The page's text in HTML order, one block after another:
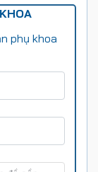
phụ khoa